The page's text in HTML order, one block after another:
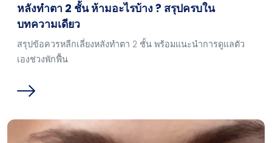
หลังทำตา 2 ชั้น ห้ามอะไรบ้าง ? สรุปครบใน
บทความเดียว
สรุปข้อควรหลีกเลี่ยงหลังทำตา 2 ชั้น พร้อมแนะนำการดูแลตัว
เองช่วงพักฟื้น